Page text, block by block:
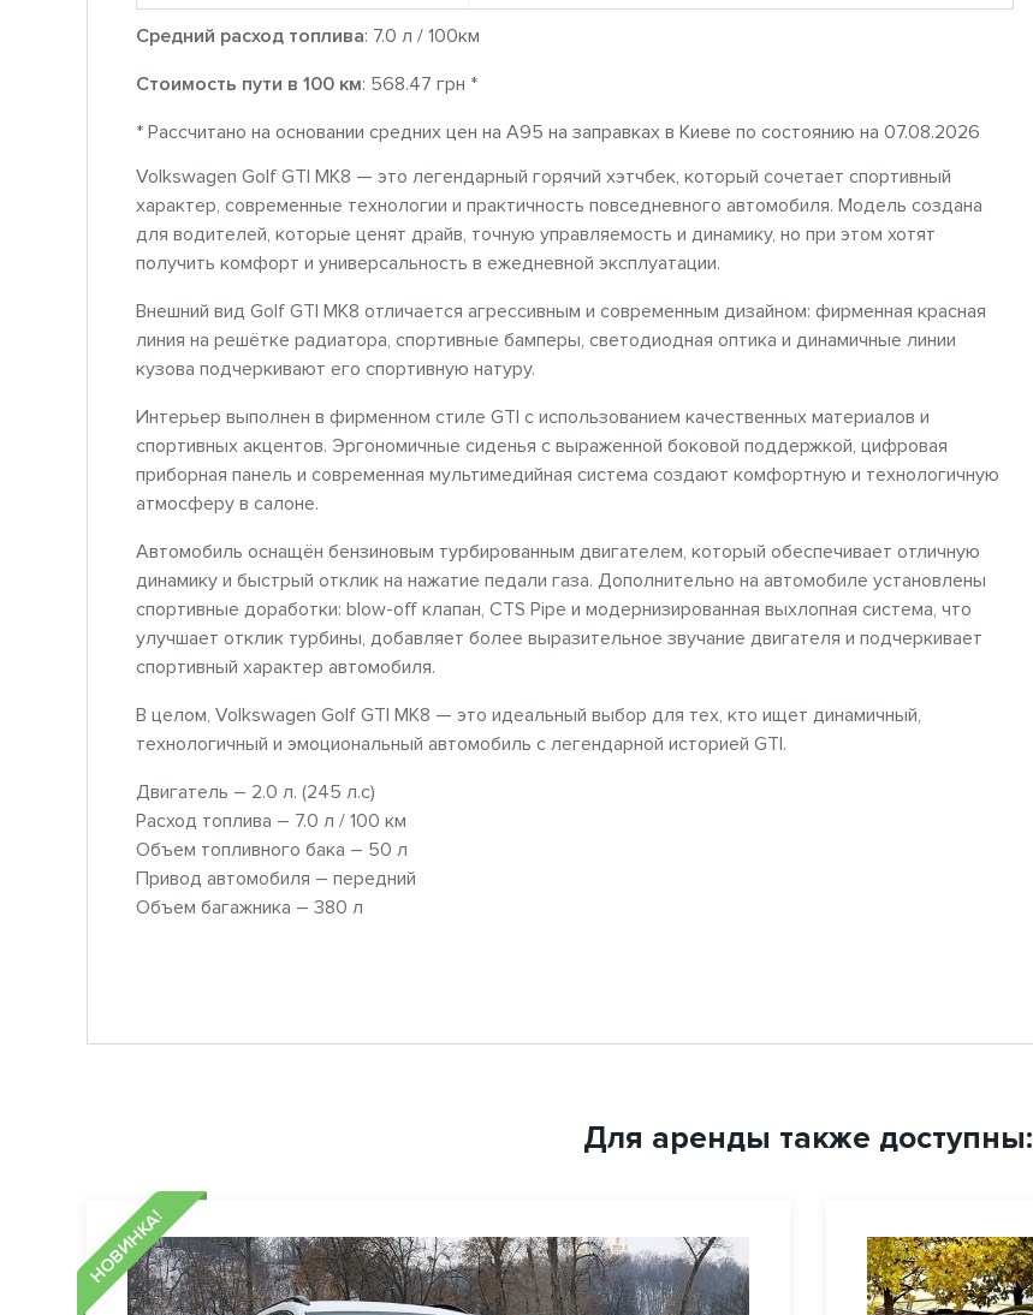
Средний расход топлива: 7.0 л / 100км
Стоимость пути в 100 км: 568.47 грн *
* Рассчитано на основании средних цен на A95 на заправках в Киеве по состоянию на 07.08.2026
Volkswagen Golf GTI MK8 — это легендарный горячий хэтчбек, который сочетает спортивный
характер, современные технологии и практичность повседневного автомобиля. Модель создана
для водителей, которые ценят драйв, точную управляемость и динамику, но при этом хотят
получить комфорт и универсальность в ежедневной эксплуатации.
Внешний вид Golf GTI MK8 отличается агрессивным и современным дизайном: фирменная красная
линия на решётке радиатора, спортивные бамперы, светодиодная оптика и динамичные линии
кузова подчеркивают его спортивную натуру.
Интерьер выполнен в фирменном стиле GTI с использованием качественных материалов и
спортивных акцентов. Эргономичные сиденья с выраженной боковой поддержкой, цифровая
приборная панель и современная мультимедийная система создают комфортную и технологичную
атмосферу в салоне.
Автомобиль оснащён бензиновым турбированным двигателем, который обеспечивает отличную
динамику и быстрый отклик на нажатие педали газа. Дополнительно на автомобиле установлены
спортивные доработки: blow-off клапан, CTS Pipe и модернизированная выхлопная система, что
улучшает отклик турбины, добавляет более выразительное звучание двигателя и подчеркивает
спортивный характер автомобиля.
В целом, Volkswagen Golf GTI MK8 — это идеальный выбор для тех, кто ищет динамичный,
технологичный и эмоциональный автомобиль с легендарной историей GTI.
Двигатель – 2.0 л. (245 л.с)
Расход топлива – 7.0 л / 100 км
Объем топливного бака – 50 л
Привод автомобиля – передний
Объем багажника – 380 л
Для аренды также доступны:
НОВИНКА!